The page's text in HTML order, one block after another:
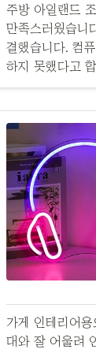
주방 아일랜드
만족스러웠습니
결했습니다. 컴
하지 못했다고
가게 인테리어
대와 잘 어울려